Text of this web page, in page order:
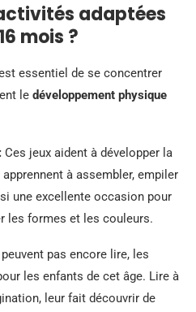
adaptées
mois ?
essentiel de se concentrer
le développement physique
Ces jeux aident à développer la
à assembler, empiler
une excellente occasion pour
les formes et les couleurs.
pas encore lire, les
les enfants de cet âge. Lire à
leur fait découvrir de